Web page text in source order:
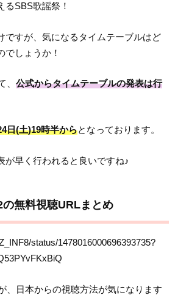
るSBS歌謡祭！
ですが、気になるタイムテーブルはど
でしょうか！
、公式からタイムテーブルの発表は行
日(土)19時半からとなっております。
が早く行われると良いですね♪
無料視聴URLまとめ
status/1478016000696393735?
、日本からの視聴方法が気になります